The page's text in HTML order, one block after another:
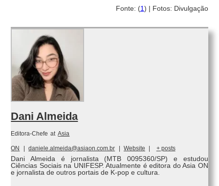
Fonte: (1) | Fotos: Divulgação
Dani Almeida
Editora-Chefe at Asia
ON daniele.almeida@asiaon.com.br Website + posts
Dani Almeida é jornalista (MTB 0095360/SP) e estudou
Ciências Sociais na UNIFESP. Atualmente é editora do Asia ON
e jornalista de outros portais de K-pop e cultura.